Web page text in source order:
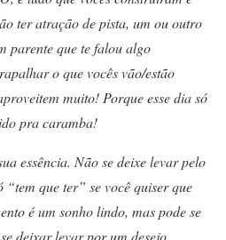
ter atração de pista, um ou outro
parente que te falou algo
o que vocês vão/estão
muito! Porque esse dia só
pra caramba!
essência. Não se deixe levar pelo
que ter” se você quiser que
é um sonho lindo, mas pode se
deixar levar por um desejo